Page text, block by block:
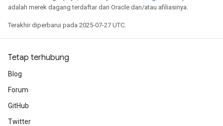
adalah merek dagang terdaftar dari Oracle dan/atau afiliasinya.
Terakhir diperbarui pada 2025-07-27 UTC.
Tetap terhubung
Blog
Forum
GitHub
Twitter